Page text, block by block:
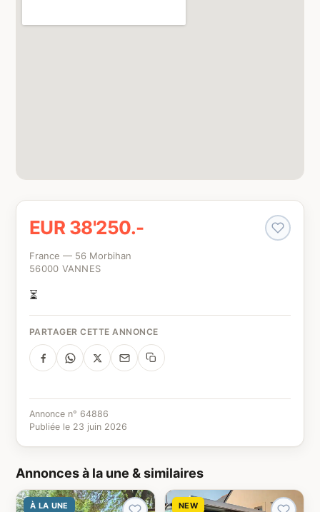
EUR 38'250.-
France — 56 Morbihan
56000 VANNES
⏳
PARTAGER CETTE ANNONCE
Annonce n° 64886
Publiée le 23 juin 2026
Annonces à la une & similaires
À LA UNE NEW